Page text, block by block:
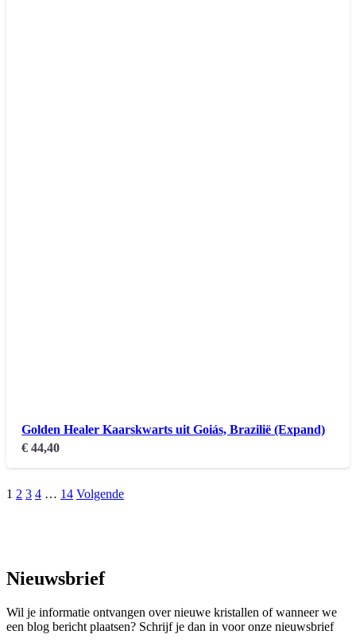
Golden Healer Kaarskwarts uit Goiás, Brazilië (Expand)
€ 44,40
1 2 3 4 … 14 Volgende
Nieuwsbrief
Wil je informatie ontvangen over nieuwe kristallen of wanneer we
een blog bericht plaatsen? Schrijf je dan in voor onze nieuwsbrief